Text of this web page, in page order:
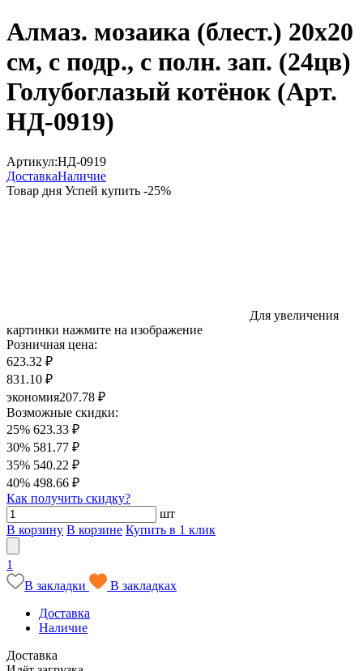
Алмаз. мозаика (блест.) 20х20
см, с подр., с полн. зап. (24цв)
Голубоглазый котёнок (Арт.
НД-0919)
Артикул:НД-0919
ДоставкаНаличие
Товар дня Успей купить -25%
Для увеличения
картинки нажмите на изображение
Розничная цена:
623.32 ₽
831.10 ₽
экономия207.78 ₽
Возможные скидки:
25% 623.33 ₽
30% 581.77 ₽
35% 540.22 ₽
40% 498.66 ₽
Как получить скидку?
шт
В корзину В корзине Купить в 1 клик
1
В закладки
В закладках
Доставка
Наличие
Доставка